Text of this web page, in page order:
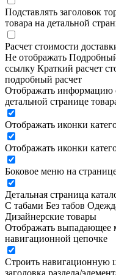
Подставлять заголовок
товара на детальной
Расчет стоимости
Не отображать
ссылку Краткий расчет
подробный расчет
Отображать информацию
детальной странице
Отображать иконки
Отображать иконки
Боковое меню на
Детальная страница
С табами Без табов
Дизайнерские товары
Отображать выпадающее
навигационной цепочке
Строить навигационную
заголовка раздела/